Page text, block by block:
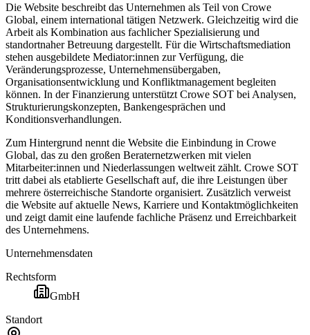
Die Website beschreibt das Unternehmen als Teil von Crowe
Global, einem international tätigen Netzwerk. Gleichzeitig wird die
Arbeit als Kombination aus fachlicher Spezialisierung und
standortnaher Betreuung dargestellt. Für die Wirtschaftsmediation
stehen ausgebildete Mediator:innen zur Verfügung, die
Veränderungsprozesse, Unternehmensübergaben,
Organisationsentwicklung und Konfliktmanagement begleiten
können. In der Finanzierung unterstützt Crowe SOT bei Analysen,
Strukturierungskonzepten, Bankengesprächen und
Konditionsverhandlungen.
Zum Hintergrund nennt die Website die Einbindung in Crowe
Global, das zu den großen Beraternetzwerken mit vielen
Mitarbeiter:innen und Niederlassungen weltweit zählt. Crowe SOT
tritt dabei als etablierte Gesellschaft auf, die ihre Leistungen über
mehrere österreichische Standorte organisiert. Zusätzlich verweist
die Website auf aktuelle News, Karriere und Kontaktmöglichkeiten
und zeigt damit eine laufende fachliche Präsenz und Erreichbarkeit
des Unternehmens.
Unternehmensdaten
Rechtsform
GmbH
Standort